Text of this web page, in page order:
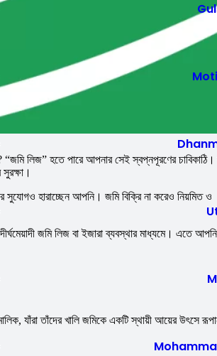
লিজ” হতে পারে আপনার সেই স্বপ্নপূরণের চাবিকাঠি।
সুযোগও হারাচ্ছেন আপনি। জমি বিক্রি না করেও নিয়মিত ও
জমি লিজ বা ইজারা ব্যবস্থার মাধ্যমে। এতে আপনি
যাঁরা তাঁদের খালি জমিকে একটি স্থায়ী আয়ের উৎসে